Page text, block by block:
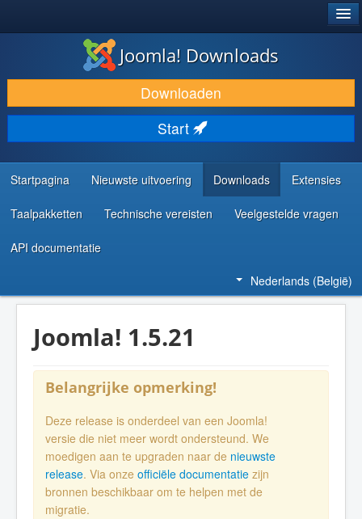
DOWNLOAD & BREID UIT
ONTDEK & LEER
COMMUNITY & ONDERSTEUNING
ONTWIKKELAARSBRONNEN
Joomla! Downloads
Downloaden
Start
Startpagina Nieuwste uitvoering Downloads Extensies
Taalpakketten Technische vereisten Veelgestelde vragen
API documentatie
Nederlands (België)
Joomla! 1.5.21
Belangrijke opmerking!
Deze release is onderdeel van een Joomla!
versie die niet meer wordt ondersteund. We
moedigen aan te upgraden naar de nieuwste
release. Via onze officiële documentatie zijn
bronnen beschikbaar om te helpen met de
migratie.